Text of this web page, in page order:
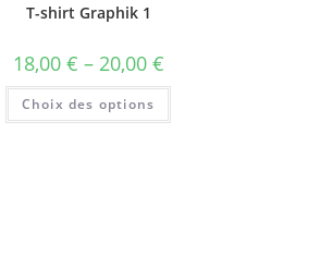
T-shirt Graphik 1
18,00 € – 20,00 €
Choix des options